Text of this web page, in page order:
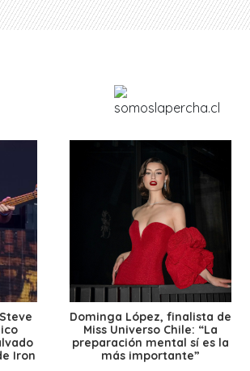
Iron
Dominga López, finalista de
Miss Universo Chile: “La
preparación mental sí es la
más importante”